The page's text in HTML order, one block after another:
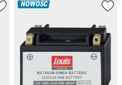
NOWOŚĆ